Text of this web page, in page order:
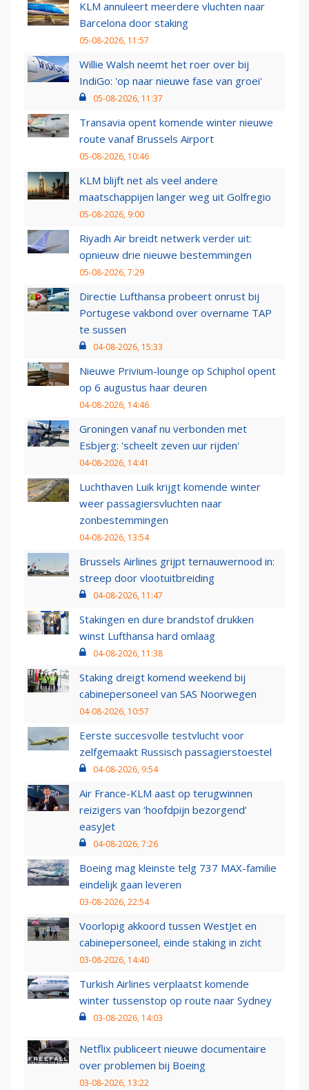
KLM annuleert meerdere vluchten naar
Barcelona door staking
05-08-2026, 11:57
Willie Walsh neemt het roer over bij
IndiGo: 'op naar nieuwe fase van groei'
05-08-2026, 11:37
Transavia opent komende winter nieuwe
route vanaf Brussels Airport
05-08-2026, 10:46
KLM blijft net als veel andere
maatschappijen langer weg uit Golfregio
05-08-2026, 9:00
Riyadh Air breidt netwerk verder uit:
opnieuw drie nieuwe bestemmingen
05-08-2026, 7:29
Directie Lufthansa probeert onrust bij
Portugese vakbond over overname TAP
te sussen
04-08-2026, 15:33
Nieuwe Privium-lounge op Schiphol opent
op 6 augustus haar deuren
04-08-2026, 14:46
Groningen vanaf nu verbonden met
Esbjerg: 'scheelt zeven uur rijden'
04-08-2026, 14:41
Luchthaven Luik krijgt komende winter
weer passagiersvluchten naar
zonbestemmingen
04-08-2026, 13:54
Brussels Airlines grijpt ternauwernood in:
streep door vlootuitbreiding
04-08-2026, 11:47
Stakingen en dure brandstof drukken
winst Lufthansa hard omlaag
04-08-2026, 11:38
Staking dreigt komend weekend bij
cabinepersoneel van SAS Noorwegen
04-08-2026, 10:57
Eerste succesvolle testvlucht voor
zelfgemaakt Russisch passagierstoestel
04-08-2026, 9:54
Air France-KLM aast op terugwinnen
reizigers van ‘hoofdpijn bezorgend’
easyJet
04-08-2026, 7:26
Boeing mag kleinste telg 737 MAX-familie
eindelijk gaan leveren
03-08-2026, 22:54
Voorlopig akkoord tussen WestJet en
cabinepersoneel, einde staking in zicht
03-08-2026, 14:40
Turkish Airlines verplaatst komende
winter tussenstop op route naar Sydney
03-08-2026, 14:03
Netflix publiceert nieuwe documentaire
over problemen bij Boeing
03-08-2026, 13:22